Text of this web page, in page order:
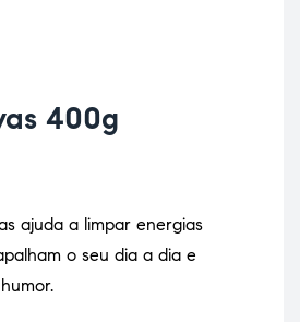
400g
ajuda a limpar energias
o seu dia a dia e